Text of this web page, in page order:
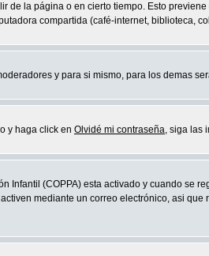
la página o en cierto tiempo. Esto
compartida (café-internet, biblioteca,
y para si mismo, para los demas
y haga click en Olvidé mi contraseña, siga las
Infantil (COPPA) esta activado y cuando se
mediante un correo electrónico, asi